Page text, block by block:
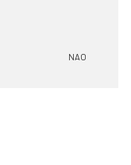
NAO